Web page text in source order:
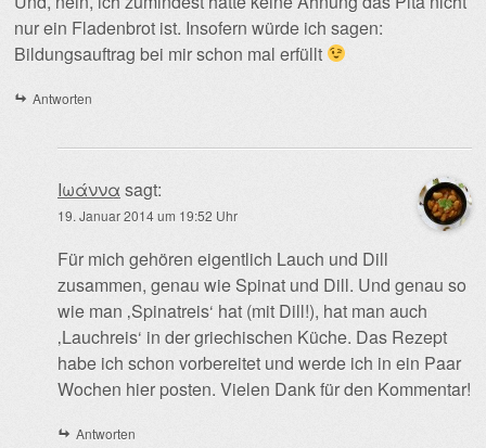
nur ein Fladenbrot ist. Insofern würde ich sagen:
Bildungsauftrag bei mir schon mal erfüllt
Antworten
Ιωάννα sagt:
19. Januar 2014 um 19:52 Uhr
Für mich gehören eigentlich Lauch und Dill
zusammen, genau wie Spinat und Dill. Und genau so
wie man ‚Spinatreis‘ hat (mit Dill!), hat man auch
‚Lauchreis‘ in der griechischen Küche. Das Rezept
habe ich schon vorbereitet und werde ich in ein Paar
Wochen hier posten. Vielen Dank für den Kommentar!
Antworten